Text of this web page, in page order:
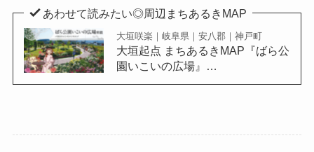
あわせて読みたい◎周辺まちあるきMAP
大垣咲楽｜岐阜県｜安八郡｜神戸町
大垣起点 まちあるきMAP『ばら公
園いこいの広場』…